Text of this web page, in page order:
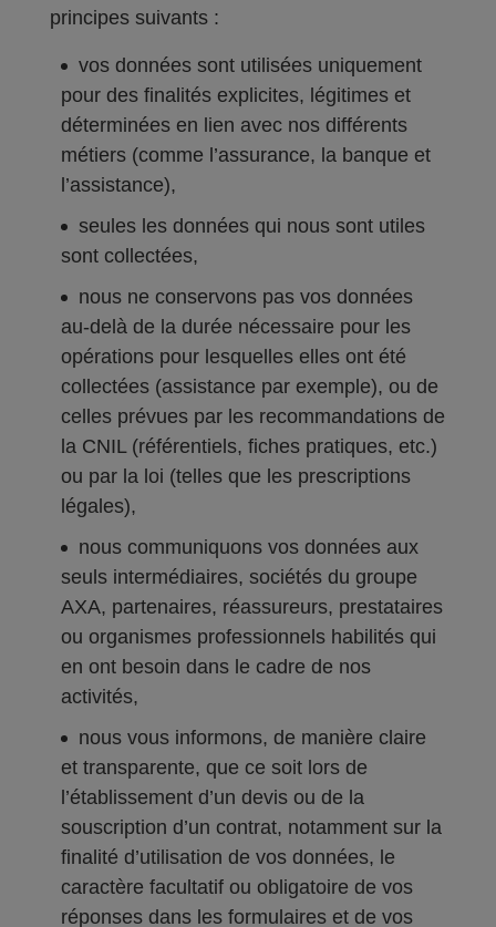
principes suivants :
vos données sont utilisées uniquement
pour des finalités explicites, légitimes et
déterminées en lien avec nos différents
métiers (comme l’assurance, la banque et
l’assistance),
seules les données qui nous sont utiles
sont collectées,
nous ne conservons pas vos données
au-delà de la durée nécessaire pour les
opérations pour lesquelles elles ont été
collectées (assistance par exemple), ou de
celles prévues par les recommandations de
la CNIL (référentiels, fiches pratiques, etc.)
ou par la loi (telles que les prescriptions
légales),
nous communiquons vos données aux
seuls intermédiaires, sociétés du groupe
AXA, partenaires, réassureurs, prestataires
ou organismes professionnels habilités qui
en ont besoin dans le cadre de nos
activités,
nous vous informons, de manière claire
et transparente, que ce soit lors de
l’établissement d’un devis ou de la
souscription d’un contrat, notamment sur la
finalité d’utilisation de vos données, le
caractère facultatif ou obligatoire de vos
réponses dans les formulaires et de vos